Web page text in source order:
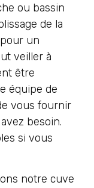
ou bassin
de la
un
veiller à
être
équipe de
vous fournir
besoin.
si vous
notre cuve